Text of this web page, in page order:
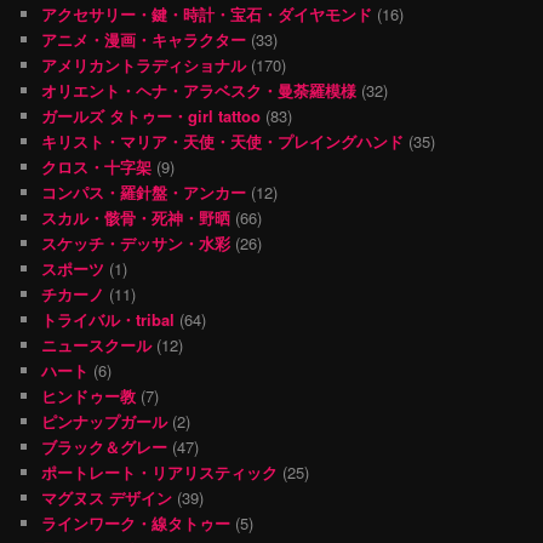
アクセサリー・鍵・時計・宝石・ダイヤモンド (16)
アニメ・漫画・キャラクター (33)
アメリカントラディショナル(170)
オリエント・ヘナ・アラベスク・曼荼羅模様 (32)
ガールズ タトゥー・girl tattoo (83)
キリスト・マリア・天使・天使・プレイングハンド (35)
クロス・十字架 (9)
コンパス・羅針盤・アンカー (12)
スカル・骸骨・死神・野晒 (66)
スケッチ・デッサン・水彩 (26)
スポーツ (1)
チカーノ (11)
トライバル・tribal (64)
ニュースクール(12)
ハート (6)
ヒンドゥー教 (7)
ピンナップガール(2)
ブラック＆グレー (47)
ポートレート・リアリスティック (25)
マグヌス デザイン (39)
ラインワーク・線タトゥー (5)